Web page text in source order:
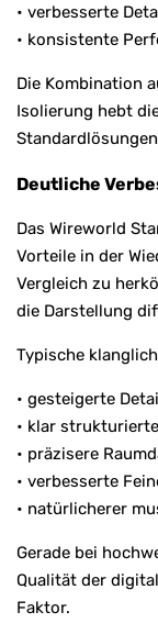
• verbesserte
• konsistente
Die Kombination
Isolierung hebt
Deutliche
Das Wireworld
Vorteile in der
Vergleich zu
die Darstellung
Typische
• gesteigerte
• klar
• präzisere
• verbesserte
• natürlicherer
Gerade bei
Qualität der
Faktor.